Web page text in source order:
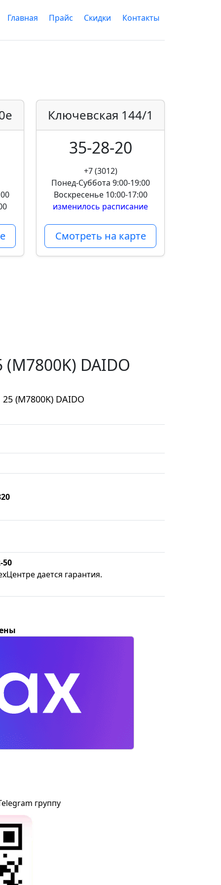
Главная Прайс Скидки Контакты
Ключевская 144/1
35-28-20
+7 (3012)
Понед-Суббота 9:00-19:00
Воскресенье 10:00-17:00
изменилось расписание
Смотреть на карте
DAIDO
(M7800K) DAIDO
50
дается гарантия.
группу